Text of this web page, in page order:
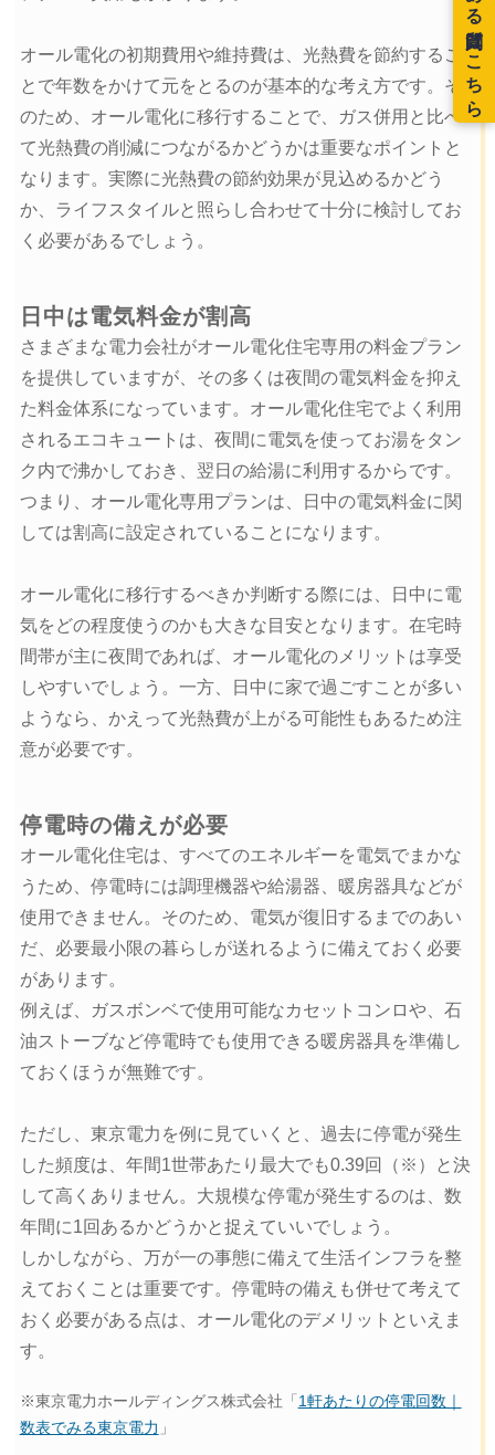
オール電化の初期費用や維持費は、光熱費を節約するこ
とで年数をかけて元をとるのが基本的な考え方です。そ
のため、オール電化に移行することで、ガス併用と比べ
て光熱費の削減につながるかどうかは重要なポイントと
なります。実際に光熱費の節約効果が見込めるかどう
か、ライフスタイルと照らし合わせて十分に検討してお
く必要があるでしょう。
日中は電気料金が割高
さまざまな電力会社がオール電化住宅専用の料金プラン
を提供していますが、その多くは夜間の電気料金を抑え
た料金体系になっています。オール電化住宅でよく利用
されるエコキュートは、夜間に電気を使ってお湯をタン
ク内で沸かしておき、翌日の給湯に利用するからです。
つまり、オール電化専用プランは、日中の電気料金に関
しては割高に設定されていることになります。
オール電化に移行するべきか判断する際には、日中に電
気をどの程度使うのかも大きな目安となります。在宅時
間帯が主に夜間であれば、オール電化のメリットは享受
しやすいでしょう。一方、日中に家で過ごすことが多い
ようなら、かえって光熱費が上がる可能性もあるため注
意が必要です。
停電時の備えが必要
オール電化住宅は、すべてのエネルギーを電気でまかな
うため、停電時には調理機器や給湯器、暖房器具などが
使用できません。そのため、電気が復旧するまでのあい
だ、必要最小限の暮らしが送れるように備えておく必要
があります。
例えば、ガスボンベで使用可能なカセットコンロや、石
油ストーブなど停電時でも使用できる暖房器具を準備し
ておくほうが無難です。
ただし、東京電力を例に見ていくと、過去に停電が発生
した頻度は、年間1世帯あたり最大でも0.39回（※）と決
して高くありません。大規模な停電が発生するのは、数
年間に1回あるかどうかと捉えていいでしょう。
しかしながら、万が一の事態に備えて生活インフラを整
えておくことは重要です。停電時の備えも併せて考えて
おく必要がある点は、オール電化のデメリットといえま
す。
※東京電力ホールディングス株式会社「 1軒あたりの停電回数｜
数表でみる東京電力 」